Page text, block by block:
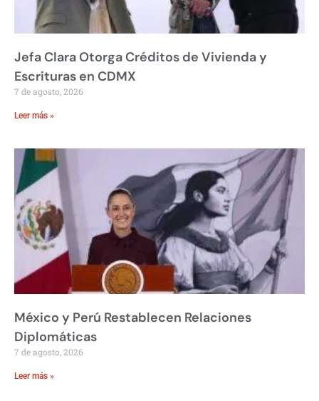
Jefa Clara Otorga Créditos de Vivienda y
Escrituras en CDMX
7 de agosto, 2026
Leer más »
México y Perú Restablecen Relaciones
Diplomáticas
7 de agosto, 2026
Leer más »